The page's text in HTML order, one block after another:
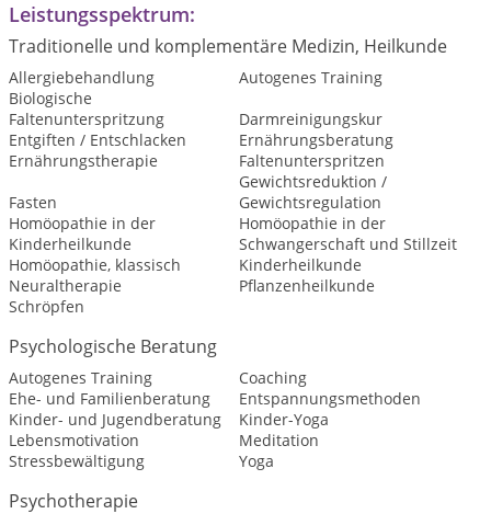
Leistungsspektrum:
Traditionelle und komplementäre Medizin, Heilkunde
Allergiebehandlung
Autogenes Training
Biologische
Faltenunterspritzung
Darmreinigungskur
Entgiften / Entschlacken
Ernährungsberatung
Ernährungstherapie
Faltenunterspritzen
Fasten
Gewichtsreduktion /
Gewichtsregulation
Homöopathie in der
Kinderheilkunde
Homöopathie in der
Schwangerschaft und Stillzeit
Homöopathie, klassisch
Kinderheilkunde
Neuraltherapie
Pflanzenheilkunde
Schröpfen
Psychologische Beratung
Autogenes Training
Coaching
Ehe- und Familienberatung
Entspannungsmethoden
Kinder- und Jugendberatung
Kinder-Yoga
Lebensmotivation
Meditation
Stressbewältigung
Yoga
Psychotherapie